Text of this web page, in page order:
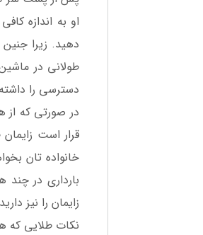
او به اندازه
طولانی در
دسترسی را داشته
قرار است
خانواده تان
بارداری در
زایمان را نیز
نکات طلایی که